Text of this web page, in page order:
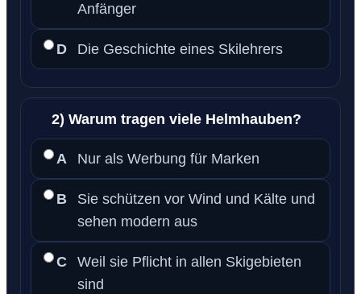
Anfänger
D Die Geschichte eines Skilehrers
2) Warum tragen viele Helmhauben?
A Nur als Werbung für Marken
B
Sie schützen vor Wind und Kälte und
sehen modern aus
C
Weil sie Pflicht in allen Skigebieten
sind